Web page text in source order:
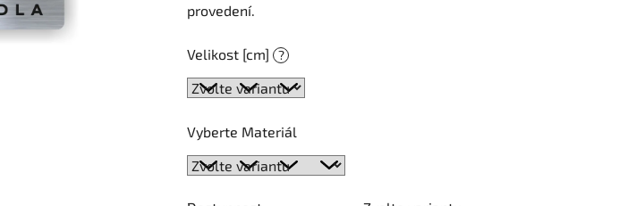
0,0
5
hvězdiček.
provedení.
Velikost [cm] ?
Vyberte Materiál